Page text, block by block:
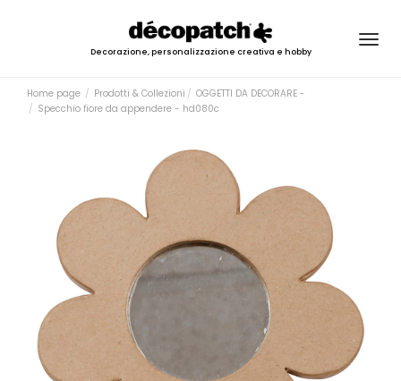
Decorazione, personalizzazione creativa e hobby
Home page Prodotti & Collezioni
OGGETTI DA DECORARE -
Specchio fiore da appendere - hd080c